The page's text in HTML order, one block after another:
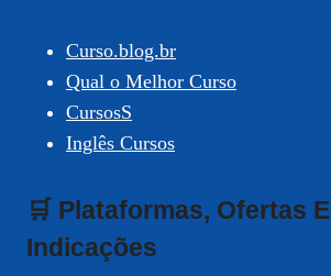
Curso.blog.br
Qual o Melhor Curso
CursosS
Inglês Cursos
🛒 Plataformas, Ofertas E
Indicações